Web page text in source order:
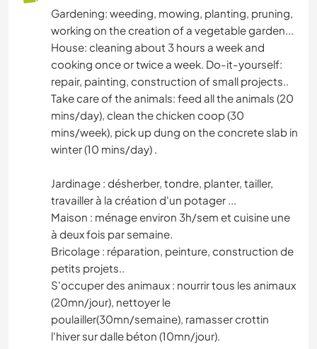
Gardening: weeding, mowing, planting, pruning,
working on the creation of a vegetable garden...
House: cleaning about 3 hours a week and
cooking once or twice a week. Do-it-yourself:
repair, painting, construction of small projects..
Take care of the animals: feed all the animals (20
mins/day), clean the chicken coop (30
mins/week), pick up dung on the concrete slab in
winter (10 mins/day) .
Jardinage : désherber, tondre, planter, tailler,
travailler à la création d'un potager ...
Maison : ménage environ 3h/sem et cuisine une
à deux fois par semaine.
Bricolage : réparation, peinture, construction de
petits projets..
S'occuper des animaux : nourrir tous les animaux
(20mn/jour), nettoyer le
poulailler(30mn/semaine), ramasser crottin
l'hiver sur dalle béton (10mn/jour).